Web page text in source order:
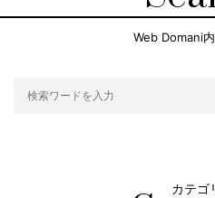
Web Domani
カテゴ